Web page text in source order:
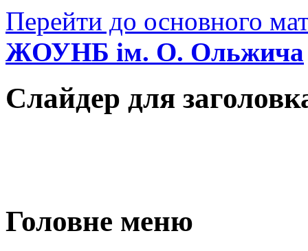
Перейти до основного
ЖОУНБ ім. О. Ольжича
Слайдер для
Головне меню